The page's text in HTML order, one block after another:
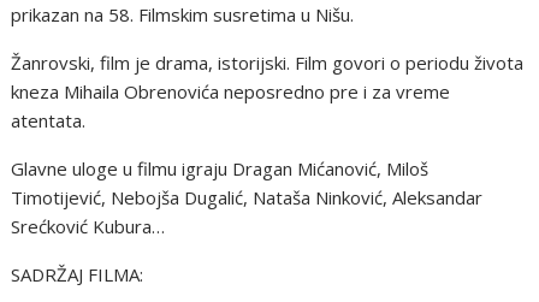
prikazan na 58. Filmskim susretima u Nišu.
Žanrovski, film je drama, istorijski. Film govori o periodu života
kneza Mihaila Obrenovića neposredno pre i za vreme
atentata.
Glavne uloge u filmu igraju Dragan Mićanović, Miloš
Timotijević, Nebojša Dugalić, Nataša Ninković, Aleksandar
Srećković Kubura…
SADRŽAJ FILMA: